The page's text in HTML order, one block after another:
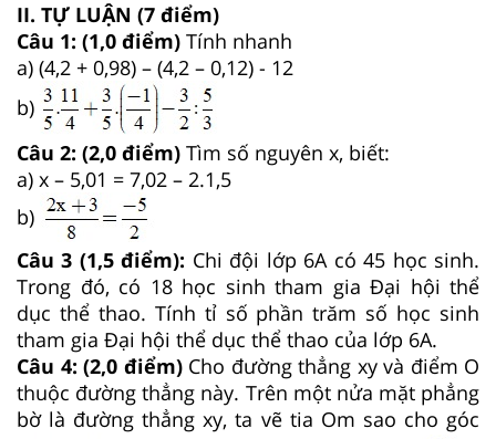
II. TỰ LUẬN (7 điểm)
Câu 1: (1,0 điểm) Tính nhanh
a) (4,2 + 0,98) – (4,2 – 0,12) - 12
b)
Câu 2: (2,0 điểm) Tìm số nguyên x, biết:
a) x – 5,01 = 7,02 – 2.1,5
b)
Câu 3 (1,5 điểm): Chi đội lớp 6A có 45 học sinh.
Trong đó, có 18 học sinh tham gia Đại hội thể
dục thể thao. Tính tỉ số phần trăm số học sinh
tham gia Đại hội thể dục thể thao của lớp 6A.
Câu 4: (2,0 điểm)Cho đường thẳng xy và điểm O
thuộc đường thẳng này. Trên một nửa mặt phẳng
bờ là đường thẳng xy, ta vẽ tia Om sao cho góc